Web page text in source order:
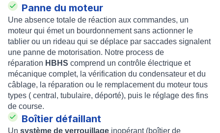
Panne du moteur
Une absence totale de réaction aux commandes, un
moteur qui émet un bourdonnement sans actionner le
tablier ou un rideau qui se déplace par saccades signalent
une panne de motorisation. Notre process de
réparation HBHS comprend un contrôle électrique et
mécanique complet, la vérification du condensateur et du
câblage, la réparation ou le remplacement du moteur tous
types ( central, tubulaire, déporté), puis le réglage des fins
de course.
Boîtier défaillant
Un système de verrouillage inopérant (boîtier de